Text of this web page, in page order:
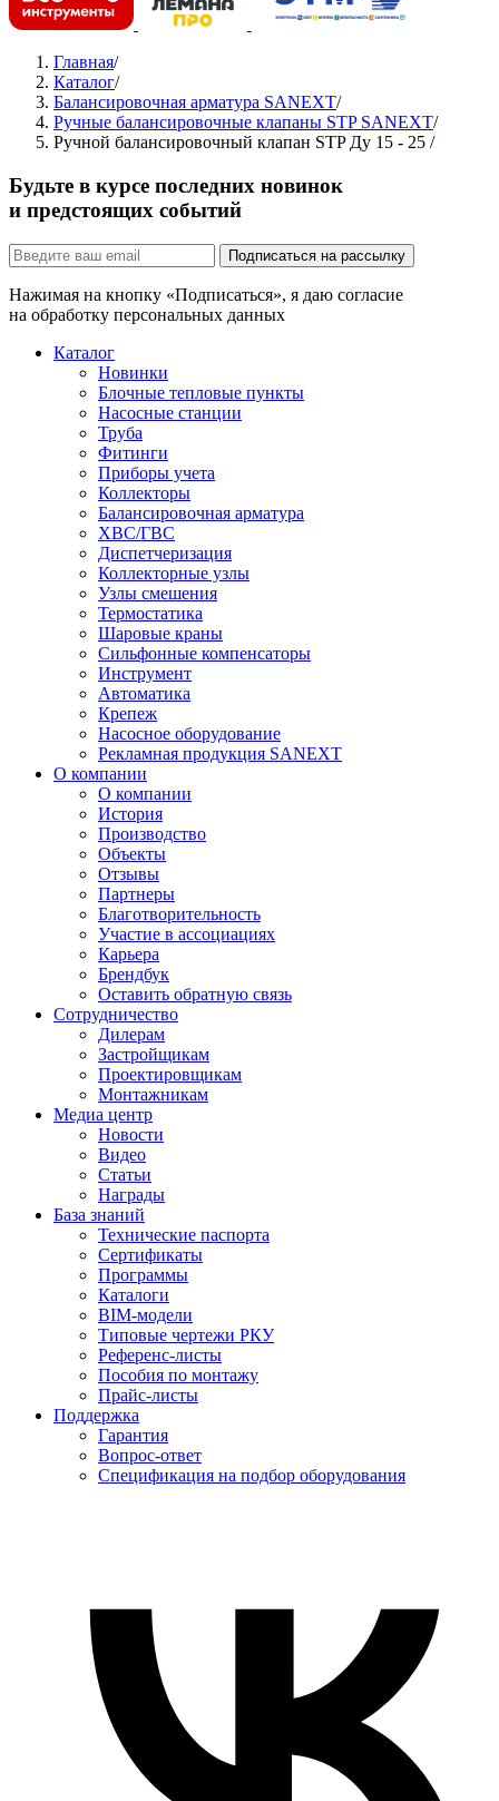
Главная/
Каталог/
Балансировочная арматура SANEXT/
Ручные балансировочные клапаны STP SANEXT/
Ручной балансировочный клапан STP Ду 15 - 25 /
Будьте в курсе последних новинок
и предстоящих событий
Подписаться на рассылку
Нажимая на кнопку «Подписаться», я даю согласие
на обработку персональных данных
Каталог
Новинки
Блочные тепловые пункты
Насосные станции
Труба
Фитинги
Приборы учета
Коллекторы
Балансировочная арматура
ХВС/ГВС
Диспетчеризация
Коллекторные узлы
Узлы смешения
Термостатика
Шаровые краны
Сильфонные компенсаторы
Инструмент
Автоматика
Крепеж
Насосное оборудование
Рекламная продукция SANEXT
О компании
О компании
История
Производство
Объекты
Отзывы
Партнеры
Благотворительность
Участие в ассоциациях
Карьера
Брендбук
Оставить обратную связь
Сотрудничество
Дилерам
Застройщикам
Проектировщикам
Монтажникам
Медиа центр
Новости
Видео
Статьи
Награды
База знаний
Технические паспорта
Сертификаты
Программы
Каталоги
BIM-модели
Типовые чертежи РКУ
Референс-листы
Пособия по монтажу
Прайс-листы
Поддержка
Гарантия
Вопрос-ответ
Спецификация на подбор оборудования